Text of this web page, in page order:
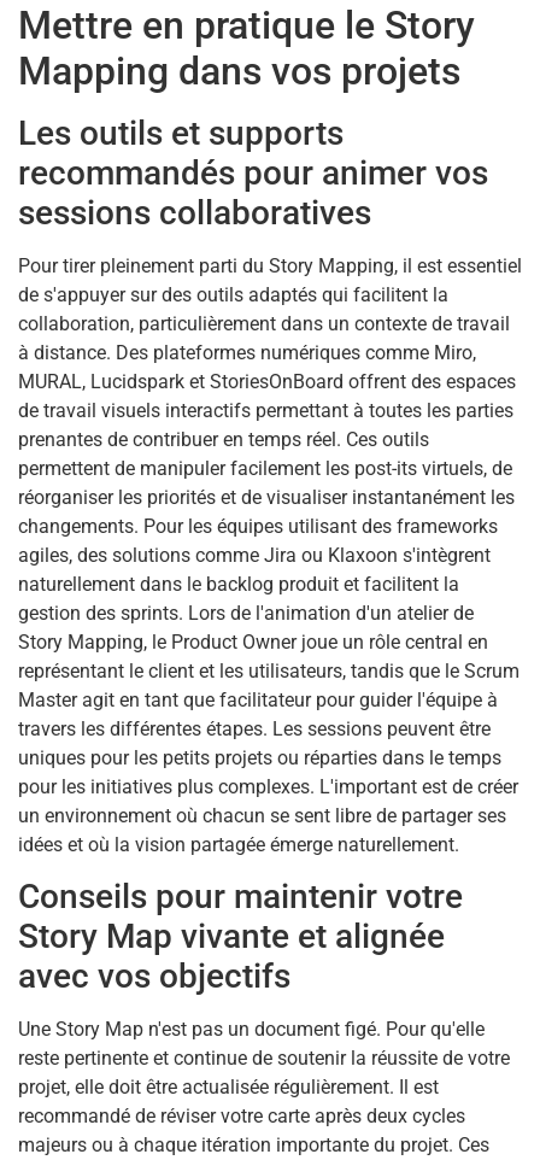
Mettre en pratique le Story
Mapping dans vos projets
Les outils et supports
recommandés pour animer vos
sessions collaboratives
Pour tirer pleinement parti du Story Mapping, il est essentiel
de s'appuyer sur des outils adaptés qui facilitent la
collaboration, particulièrement dans un contexte de travail
à distance. Des plateformes numériques comme Miro,
MURAL, Lucidspark et StoriesOnBoard offrent des espaces
de travail visuels interactifs permettant à toutes les parties
prenantes de contribuer en temps réel. Ces outils
permettent de manipuler facilement les post-its virtuels, de
réorganiser les priorités et de visualiser instantanément les
changements. Pour les équipes utilisant des frameworks
agiles, des solutions comme Jira ou Klaxoon s'intègrent
naturellement dans le backlog produit et facilitent la
gestion des sprints. Lors de l'animation d'un atelier de
Story Mapping, le Product Owner joue un rôle central en
représentant le client et les utilisateurs, tandis que le Scrum
Master agit en tant que facilitateur pour guider l'équipe à
travers les différentes étapes. Les sessions peuvent être
uniques pour les petits projets ou réparties dans le temps
pour les initiatives plus complexes. L'important est de créer
un environnement où chacun se sent libre de partager ses
idées et où la vision partagée émerge naturellement.
Conseils pour maintenir votre
Story Map vivante et alignée
avec vos objectifs
Une Story Map n'est pas un document figé. Pour qu'elle
reste pertinente et continue de soutenir la réussite de votre
projet, elle doit être actualisée régulièrement. Il est
recommandé de réviser votre carte après deux cycles
majeurs ou à chaque itération importante du projet. Ces